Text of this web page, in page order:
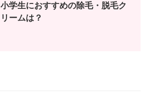
小学生におすすめの除毛・脱毛ク
リームは？